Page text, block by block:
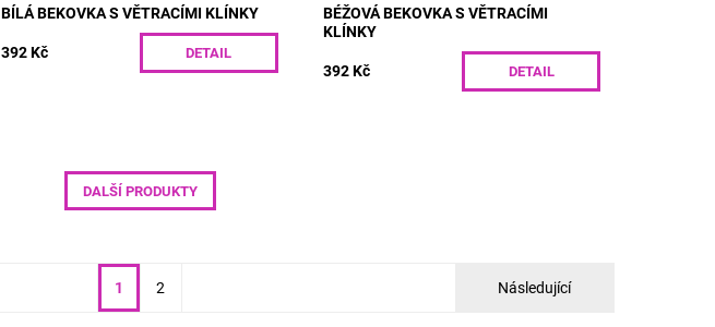
BÍLÁ BEKOVKA S VĚTRACÍMI KLÍNKY
392 Kč DETAIL
BÉŽOVÁ BEKOVKA S VĚTRACÍMI
KLÍNKY
392 Kč DETAIL
DALŠÍ PRODUKTY
Následující
1 2